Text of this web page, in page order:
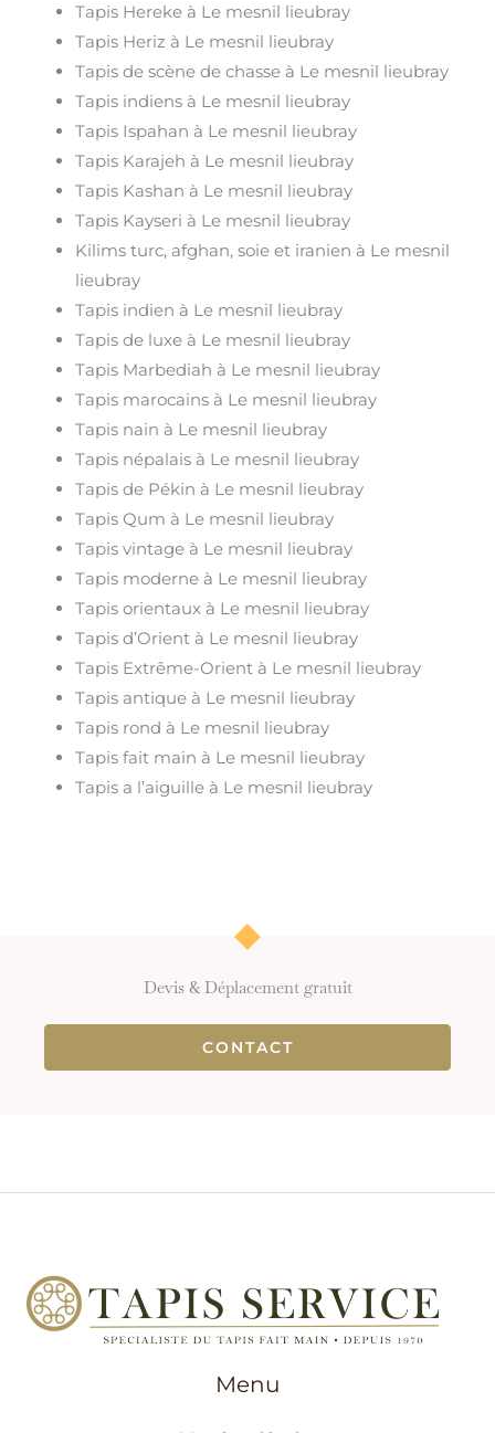
Tapis Hereke à Le mesnil lieubray
Tapis Heriz à Le mesnil lieubray
Tapis de scène de chasse à Le mesnil lieubray
Tapis indiens à Le mesnil lieubray
Tapis Ispahan à Le mesnil lieubray
Tapis Karajeh à Le mesnil lieubray
Tapis Kashan à Le mesnil lieubray
Tapis Kayseri à Le mesnil lieubray
Kilims turc, afghan, soie et iranien à Le mesnil
lieubray
Tapis indien à Le mesnil lieubray
Tapis de luxe à Le mesnil lieubray
Tapis Marbediah à Le mesnil lieubray
Tapis marocains à Le mesnil lieubray
Tapis nain à Le mesnil lieubray
Tapis népalais à Le mesnil lieubray
Tapis de Pékin à Le mesnil lieubray
Tapis Qum à Le mesnil lieubray
Tapis vintage à Le mesnil lieubray
Tapis moderne à Le mesnil lieubray
Tapis orientaux à Le mesnil lieubray
Tapis d’Orient à Le mesnil lieubray
Tapis Extrême-Orient à Le mesnil lieubray
Tapis antique à Le mesnil lieubray
Tapis rond à Le mesnil lieubray
Tapis fait main à Le mesnil lieubray
Tapis a l’aiguille à Le mesnil lieubray
Devis & Déplacement gratuit
CONTACT
Menu